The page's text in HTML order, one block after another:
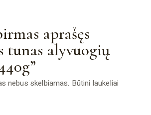
aprašęs
tunas alyvuogių
nebus skelbiamas. Būtini laukeliai